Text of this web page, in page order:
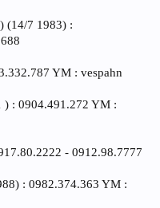
(14/7 1983) :
YM : vespahn
) : 0904.491.272 YM :
- 0912.98.7777
: 0982.374.363 YM :